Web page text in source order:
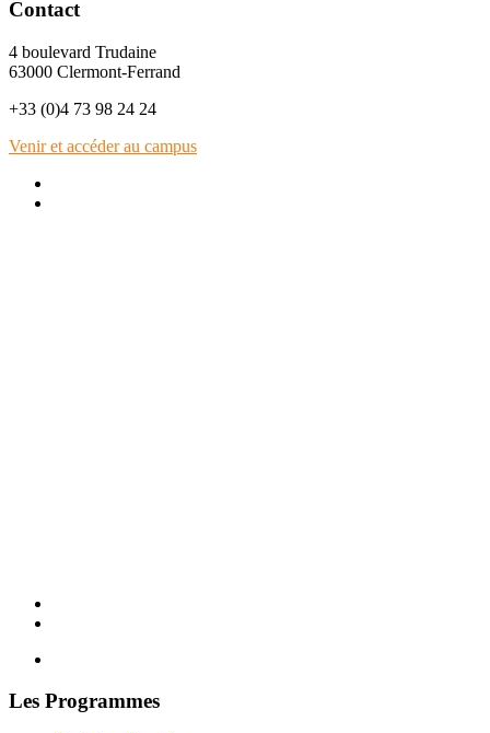
Contact
4 boulevard Trudaine
63000 Clermont-Ferrand
+33 (0)4 73 98 24 24
Venir et accéder au campus
Les Programmes